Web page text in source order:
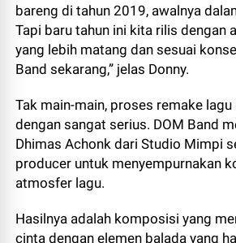
bareng di tahun 2019, awalnya
Tapi baru tahun ini kita rilis dengan
yang lebih matang dan sesuai
Band sekarang,” jelas Donny.
Tak main-main, proses remake
dengan sangat serius. DOM Band
Dhimas Achonk dari Studio Mimpi
producer untuk menyempurnakan
atmosfer lagu.
Hasilnya adalah komposisi yang
cinta dengan elemen balada yang